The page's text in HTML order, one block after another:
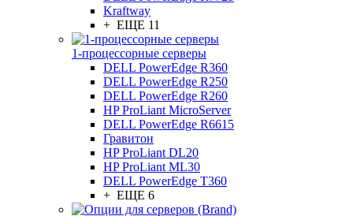
Kraftway
+ ЕЩЕ 11
1-процессорные серверы
DELL PowerEdge R360
DELL PowerEdge R250
DELL PowerEdge R260
HP ProLiant MicroServer
DELL PowerEdge R6615
Гравитон
HP ProLiant DL20
HP ProLiant ML30
DELL PowerEdge T360
+ ЕЩЕ 6